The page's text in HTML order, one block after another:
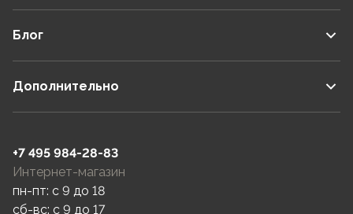
Блог
Дополнительно
+7 495 984-28-83
Интернет-магазин
пн-пт: c 9 до 18
сб-вс: c 9 до 17